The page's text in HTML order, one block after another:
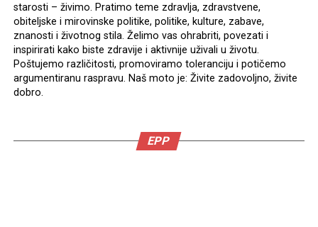
starosti – živimo. Pratimo teme zdravlja, zdravstvene,
obiteljske i mirovinske politike, politike, kulture, zabave,
znanosti i životnog stila. Želimo vas ohrabriti, povezati i
inspirirati kako biste zdravije i aktivnije uživali u životu.
Poštujemo različitosti, promoviramo toleranciju i potičemo
argumentiranu raspravu. Naš moto je: Živite zadovoljno, živite
dobro.
EPP